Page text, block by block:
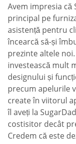
Avem impresia că
principal pe
asistență pentru
încearcă să-și
prezinte altele
investească mult
designului și
precum apelurile
create în viitorul
îl aveți la
costisitor decât
Credem că este